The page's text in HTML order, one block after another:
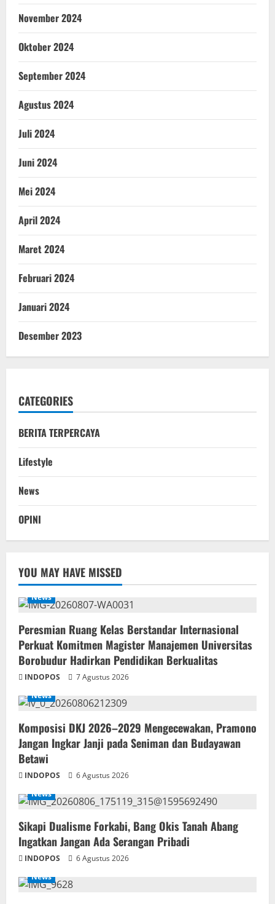
November 2024
Oktober 2024
September 2024
Agustus 2024
Juli 2024
Juni 2024
Mei 2024
April 2024
Maret 2024
Februari 2024
Januari 2024
Desember 2023
CATEGORIES
BERITA TERPERCAYA
Lifestyle
News
OPINI
YOU MAY HAVE MISSED
News
Peresmian Ruang Kelas Berstandar Internasional
Perkuat Komitmen Magister Manajemen Universitas
Borobudur Hadirkan Pendidikan Berkualitas
INDOPOS
7 Agustus 2026
News
Komposisi DKJ 2026–2029 Mengecewakan, Pramono
Jangan Ingkar Janji pada Seniman dan Budayawan
Betawi
INDOPOS
6 Agustus 2026
News
Sikapi Dualisme Forkabi, Bang Okis Tanah Abang
Ingatkan Jangan Ada Serangan Pribadi
INDOPOS
6 Agustus 2026
News